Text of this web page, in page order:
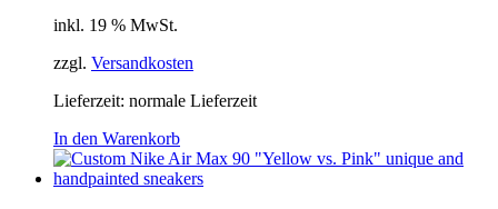
inkl. 19 % MwSt.
zzgl. Versandkosten
Lieferzeit: normale Lieferzeit
In den Warenkorb